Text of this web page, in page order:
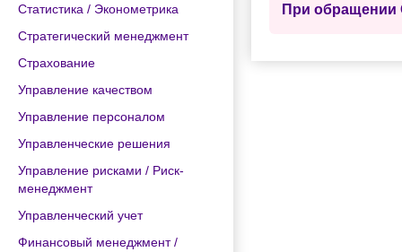
Статистика / Эконометрика
Стратегический менеджмент
Страхование
Управление качеством
Управление персоналом
Управленческие решения
Управление рисками / Риск-
менеджмент
Управленческий учет
Финансовый менеджмент /
При обращении